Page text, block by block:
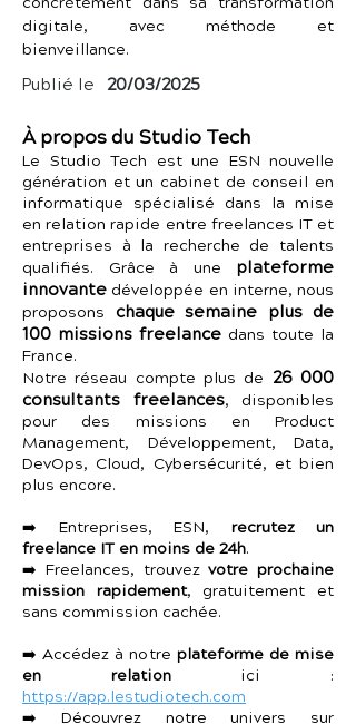
digitale, avec méthode et
bienveillance.
Publié le 20/03/2025
À propos du Studio Tech
Le Studio Tech est une ESN nouvelle
génération et un cabinet de conseil en
informatique spécialisé dans la mise
en relation rapide entre freelances IT et
entreprises à la recherche de talents
qualifiés. Grâce à une plateforme
innovante développée en interne, nous
proposons chaque semaine plus de
100 missions freelance dans toute la
France.
Notre réseau compte plus de 26 000
consultants freelances, disponibles
pour des missions en Product
Management, Développement, Data,
DevOps, Cloud, Cybersécurité, et bien
plus encore.
➡️ Entreprises, ESN, recrutez un
freelance IT en moins de 24h.
➡️ Freelances, trouvezvotre prochaine
mission rapidement, gratuitement et
sans commission cachée.
➡️ Accédez à notre plateforme de mise
en relationici :
https://app.lestudiotech.com
➡️ Découvrez notre univers sur